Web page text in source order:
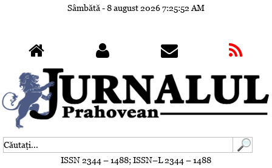
Sâmbătă - 8 august 20267:25:55 AM
ISSN 2344 – 1488; ISSN–L 2344 – 1488